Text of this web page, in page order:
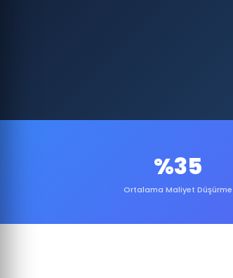
%35
Ortalama Maliyet Düşürme